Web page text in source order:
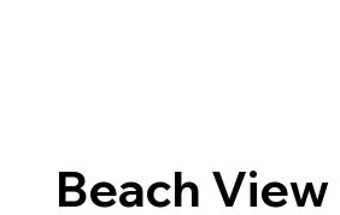
Beach View